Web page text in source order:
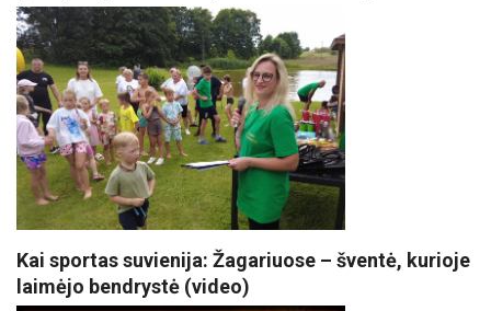
Kai sportas suvienija: Žagariuose – šventė, kurioje
laimėjo bendrystė (video)